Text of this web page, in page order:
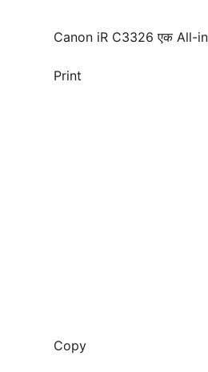
Canon iR C3326 एक All-
Print
Copy